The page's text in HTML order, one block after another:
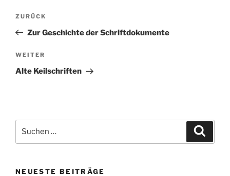
Beitragsnavigation
Vorheriger
Beitrag
ZURÜCK
Zur Geschichte der Schriftdokumente
Nächster
Beitrag
WEITER
Alte Keilschriften
nach:
NEUESTE BEITRÄGE